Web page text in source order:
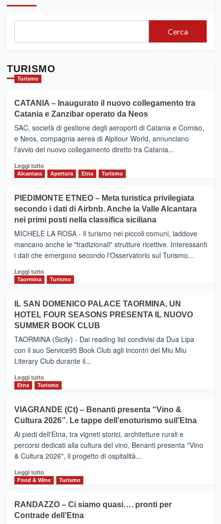
Cerca
TURISMO
Turismo
CATANIA – Inaugurato il nuovo collegamento tra
Catania e Zanzibar operato da Neos
SAC, società di gestione degli aeroporti di Catania e Comiso,
e Neos, compagnia aerea di Alpitour World, annunciano
l'avvio del nuovo collegamento diretto tra Catania...
Leggi tuttoLeggi
CATANIA
–
Inaugurato
il
nuovo
collegamento
tra
e
Zanzibar
da
Neos
Alcantara Apertura Etna Turismo
PIEDIMONTE ETNEO – Meta turistica privilegiata
secondo i dati di Airbnb. Anche la Valle Alcantara
nei primi posti nella classifica siciliana
MICHELE LA ROSA - Il turismo nei piccoli comuni, laddove
mancano anche le "tradizionali" strutture ricettive. Interessanti
i dati che emergono secondo l'Osservatorio sul Turismo...
Leggi tuttoLeggi
PIEDIMONTE
ETNEO
–
Meta
turistica
privilegiata
secondo
dati
di
Anche
la
Alcantara
nei
primi
nella
classifica
Taormina Turismo
IL SAN DOMENICO PALACE TAORMINA, UN
HOTEL FOUR SEASONS PRESENTA IL NUOVO
SUMMER BOOK CLUB
TAORMINA (Sicily) - Dai reading list condivisi da Dua Lipa
con il suo Service95 Book Club agli incontri del Miu Miu
Literary Club durante il...
Leggi tuttoLeggi
di
IL
SAN
DOMENICO
PALACE
TAORMINA,
UN
HOTEL
FOUR
IL
NUOVO
Etna Turismo
VIAGRANDE (Ct) – Benanti presenta “Vino &
Cultura 2026”. Le tappe dell’enoturismo sull’Etna
Ai piedi dell'Etna, tra vigneti storici, architetture rurali e
percorsi dedicati alla cultura del vino, Benanti presenta "Vino
& Cultura 2026", il progetto di ospitalità...
Leggi tuttoLeggi
di
VIAGRANDE
(Ct)
Food & Wine Turismo
RANDAZZO – Ci siamo quasi…. pronti per
Contrade dell’Etna